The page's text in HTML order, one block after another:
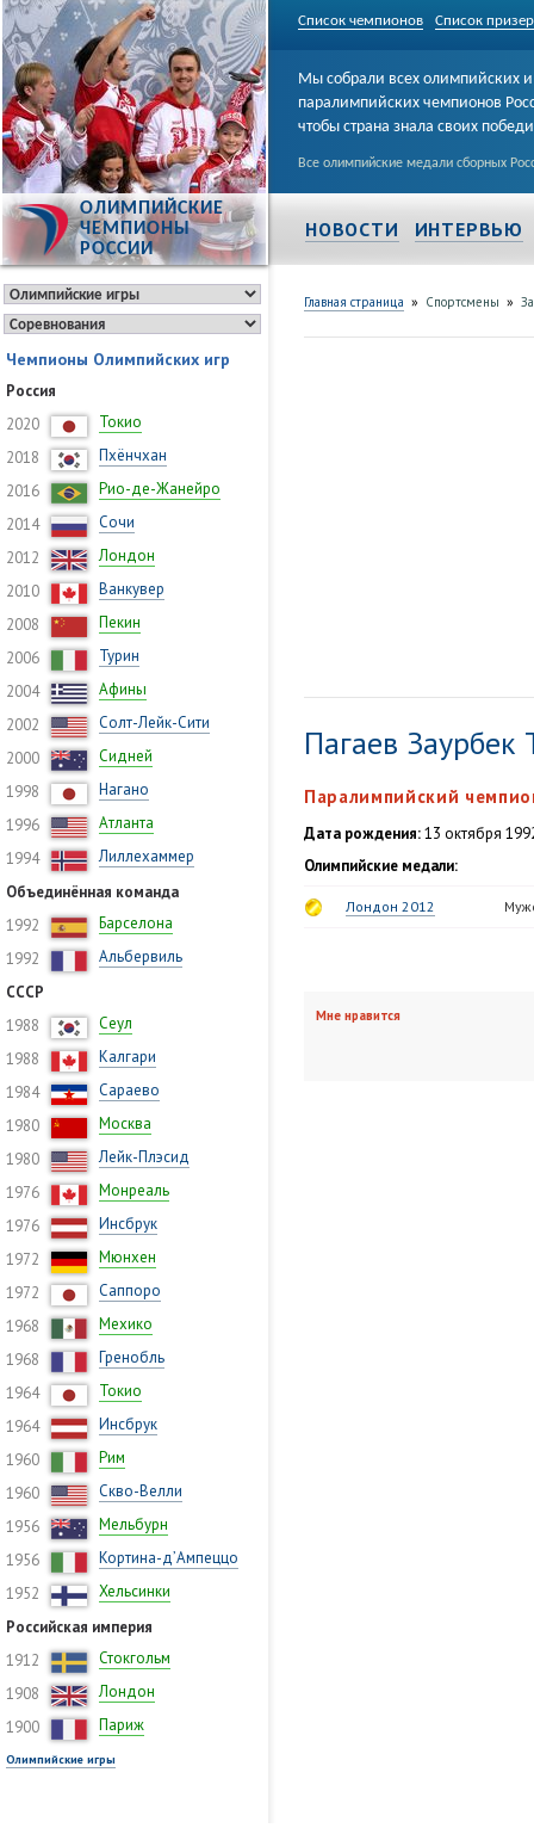
Список чемпионов Список
ОЛИМПИЙСКИЕ
ЧЕМПИОНЫ
РОССИИ
Мы собрали всех олимпийских и
паралимпийских чемпионов
чтобы страна знала своих
Все олимпийские медали сборных
НОВОСТИ ИНТЕРВЬЮ
Чемпионы Олимпийских игр
Россия
2020
Токио
2018
Пхёнчхан
2016
Рио-де-Жанейро
2014
Сочи
2012
Лондон
2010
Ванкувер
2008
Пекин
2006
Турин
2004
Афины
2002
Солт-Лейк-Сити
2000
Сидней
1998
Нагано
1996
Атланта
1994
Лиллехаммер
Объединённая команда
1992
Барселона
1992
Альбервиль
СССР
1988
Сеул
1988
Калгари
1984
Сараево
1980
Москва
1980
Лейк-Плэсид
1976
Монреаль
1976
Инсбрук
1972
Мюнхен
1972
Саппоро
1968
Мехико
1968
Гренобль
1964
Токио
1964
Инсбрук
1960
Рим
1960
Скво-Велли
1956
Мельбурн
1956
Кортина-д’Ампеццо
1952
Хельсинки
Российская империя
1912
Стокгольм
1908
Лондон
1900
Париж
Олимпийские игры
Главная страница » Спортсмены »
Пагаев
Паралимпийский
Дата рождения:13 октября
Олимпийские медали:
Лондон 2012
Мне нравится